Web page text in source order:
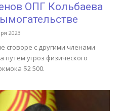
ОПГ Кольбаева
2023
с другими членами
путем угроз физического
$2 500.